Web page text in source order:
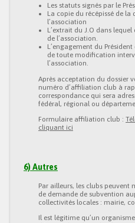
Les statuts signés par le
La copie du récépissé de la
l’association
L’extrait du J.O dans
de l’association.
L’engagement du
de toute modification
l’association.
Après acceptation du dossier
numéro d’affiliation club à
correspondance qui sera
fédéral, régional ou
Formulaire affiliation club :
cliquant ici
6) Autres
Par ailleurs, les clubs peuvent
de demande de subvention
collectivités locales : mairie,
Il est légitime qu’un